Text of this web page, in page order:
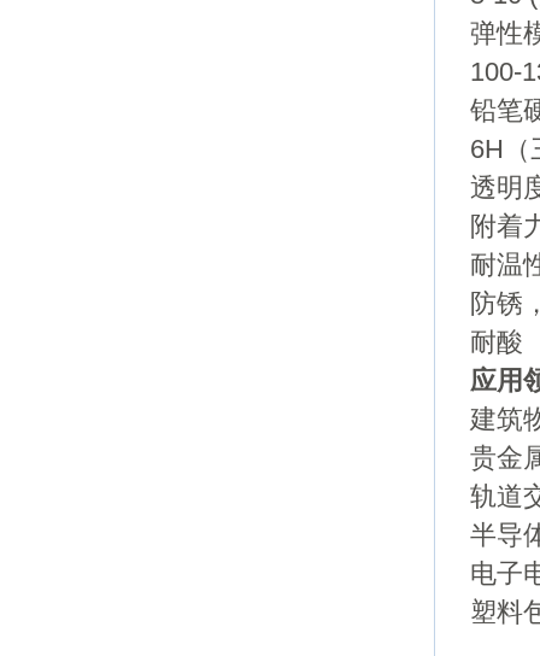
弹性
100-
铅笔
6H（
透明
附着
耐温
防锈
耐酸
应用
建筑
贵金
轨道
半导
电子
塑料